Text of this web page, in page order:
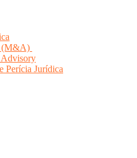
(M&A)
Perícia Jurídica